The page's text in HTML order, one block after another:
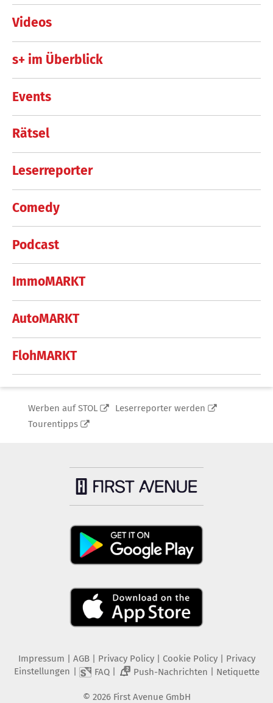
Videos
s+ im Überblick
Events
Rätsel
Leserreporter
Comedy
Podcast
ImmoMARKT
AutoMARKT
FlohMARKT
Werben auf STOL
Leserreporter werden
Tourentipps
Impressum AGB Privacy Policy| Cookie Policy| Privacy
Einstellungen
FAQ| 2 Push-Nachrichten Netiquette
© 2026 First Avenue GmbH